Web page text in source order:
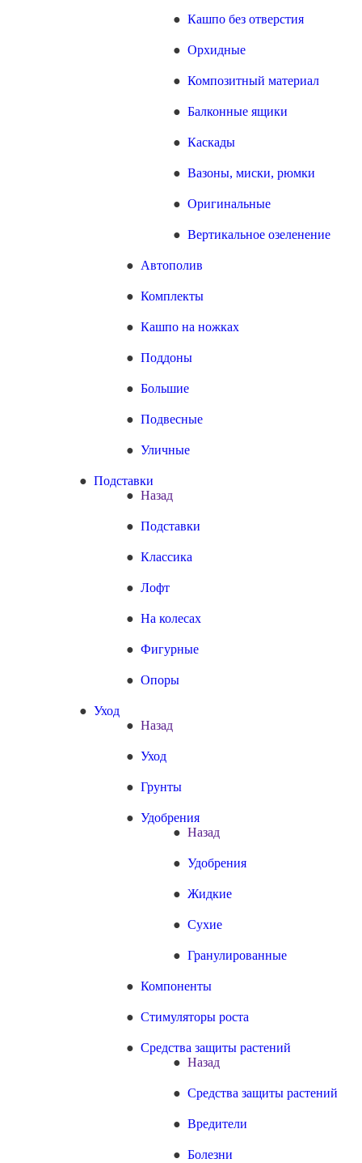
Кашпо без отверстия
Орхидные
Композитный материал
Балконные ящики
Каскады
Вазоны, миски, рюмки
Оригинальные
Вертикальное озеленение
Автополив
Комплекты
Кашпо на ножках
Поддоны
Большие
Подвесные
Уличные
Подставки
Назад
Подставки
Классика
Лофт
На колесах
Фигурные
Опоры
Уход
Назад
Уход
Грунты
Удобрения
Назад
Удобрения
Жидкие
Сухие
Гранулированные
Компоненты
Стимуляторы роста
Средства защиты растений
Назад
Средства защиты растений
Вредители
Болезни